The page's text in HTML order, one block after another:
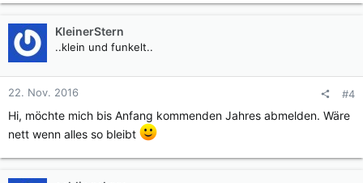
a
k
i
o
n
e
KleinerStern
..klein und funkelt..
22. Nov. 2016 #4
Hi, möchte mich bis Anfang kommenden Jahres abmelden. Wäre
nett wenn alles so bleibt